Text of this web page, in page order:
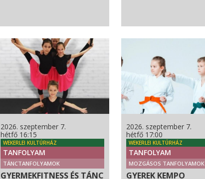
2026. szeptember 7.
hétfő 16:15
WEKERLEI KULTÚRHÁZ
TANFOLYAM
TÁNCTANFOLYAMOK
GYERMEKFITNESS ÉS TÁNC
2026. szeptember 7.
hétfő 17:00
WEKERLEI KULTÚRHÁZ
TANFOLYAM
MOZGÁSOS TANFOLYAMOK
GYEREK KEMPO